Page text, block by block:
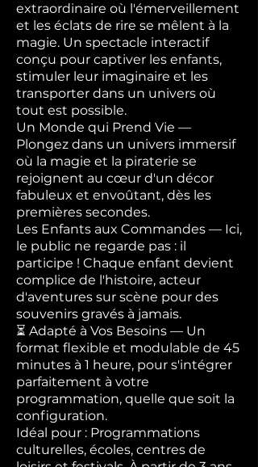
extraordinaire où l'émerveillement
et les éclats de rire se mêlent à la
magie. Un spectacle interactif
conçu pour captiver les enfants,
stimuler leur imaginaire et les
transporter dans un univers où
tout est possible.
Un Monde qui Prend Vie —
Plongez dans un univers immersif
où la magie et la piraterie se
rejoignent au cœur d'un décor
fabuleux et envoûtant, dès les
premières secondes.
Les Enfants aux Commandes — Ici,
le public ne regarde pas : il
participe ! Chaque enfant devient
complice de l'histoire, acteur
d'aventures sur scène pour des
souvenirs gravés à jamais.
⏳ Adapté à Vos Besoins — Un
format flexible et modulable de 45
minutes à 1 heure, pour s'intégrer
parfaitement à votre
programmation, quelle que soit la
configuration.
Idéal pour : Programmations
culturelles, écoles, centres de